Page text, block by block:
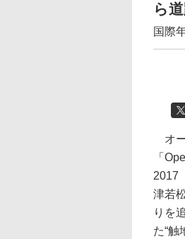
ら
国際
オー
「
2017
津若
りを
た“触